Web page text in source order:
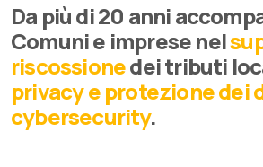
Da più di 20 anni
Comuni e imprese nel
riscossionedei tributi
privacy e protezione dei
cybersecurity.